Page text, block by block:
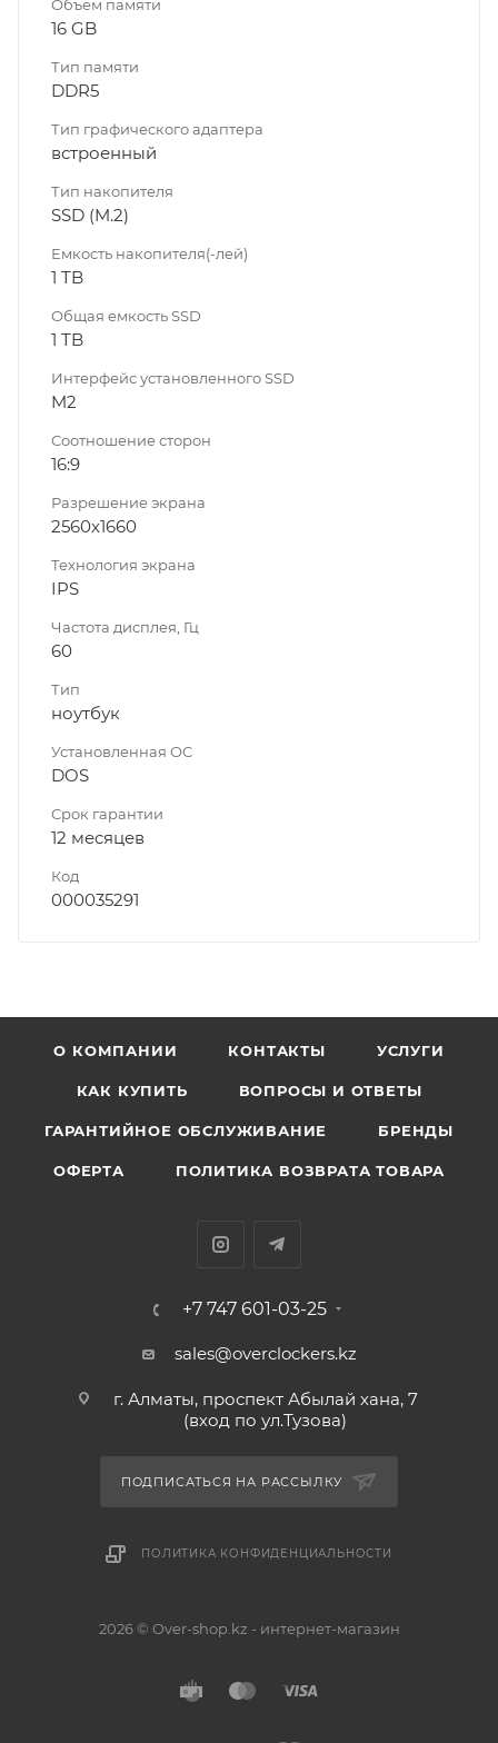
Объем памяти
16 GB
Тип памяти
DDR5
Тип графического адаптера
встроенный
Тип накопителя
SSD (M.2)
Емкость накопителя(-лей)
1 TB
Общая емкость SSD
1 TB
Интерфейс установленного SSD
M2
Соотношение сторон
16:9
Разрешение экрана
2560х1660
Технология экрана
IPS
Частота дисплея, Гц
60
Тип
ноутбук
Установленная ОС
DOS
Срок гарантии
12 месяцев
Код
000035291
О КОМПАНИИ КОНТАКТЫ УСЛУГИ
КАК КУПИТЬ ВОПРОСЫ И ОТВЕТЫ
ГАРАНТИЙНОЕ ОБСЛУЖИВАНИЕ БРЕНДЫ
ОФЕРТА ПОЛИТИКА ВОЗВРАТА ТОВАРА
+7 747 601-03-25
sales@overclockers.kz
г. Алматы, проспект Абылай хана, 7
(вход по ул.Тузова)
ПОДПИСАТЬСЯ НА РАССЫЛКУ
ПОЛИТИКА КОНФИДЕНЦИАЛЬНОСТИ
2026 © Over-shop.kz - интернет-магазин